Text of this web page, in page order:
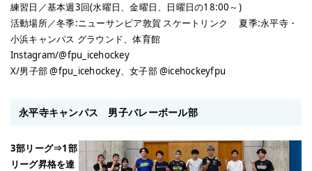
練習日／基本週3回(水曜日、金曜日、日曜日の18:00～)
活動場所／冬季:ニューサンピア敦賀 スケートリンク 夏季:永平寺・
小浜キャンパス グラウンド、体育館
Instagram/@fpu_icehockey
X/男子部 @fpu_icehockey、女子部 @icehockeyfpu
永平寺キャンパス 男子バレーボール部
3部リーグ⇒1部
リーグ昇格を達